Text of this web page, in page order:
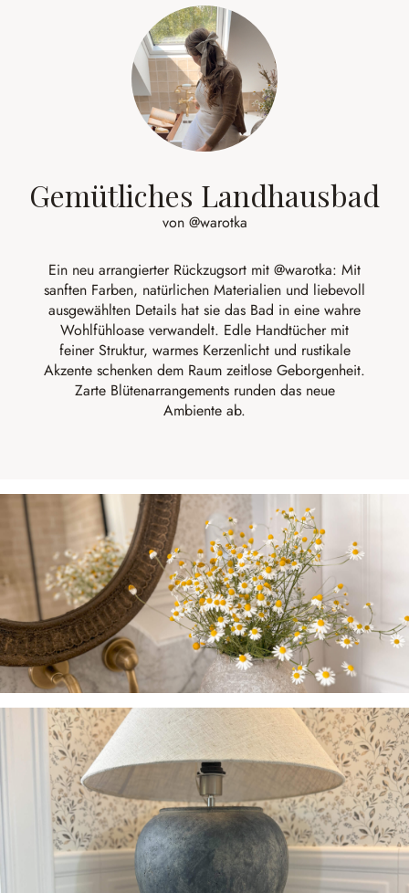
Gemütliches Landhausbad
von @warotka
Ein neu arrangierter Rückzugsort mit @warotka: Mit
sanften Farben, natürlichen Materialien und liebevoll
ausgewählten Details hat sie das Bad in eine wahre
Wohlfühloase verwandelt. Edle Handtücher mit
feiner Struktur, warmes Kerzenlicht und rustikale
Akzente schenken dem Raum zeitlose Geborgenheit.
Zarte Blütenarrangements runden das neue
Ambiente ab.